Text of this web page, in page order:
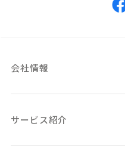
会社情報
サービス紹介